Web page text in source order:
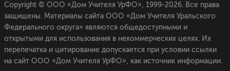
Copyright © ООО «Дом Учителя УрФО», 1999-2026. Все права
защищены. Материалы сайта ООО «Дом Учителя Уральского
Федерального округа» являются общедоступными и
открытыми для использования в некоммерческих целях. Их
перепечатка и цитирование допускается при условии ссылки
на сайт ООО «Дом Учителя УрФО», как источник информации.